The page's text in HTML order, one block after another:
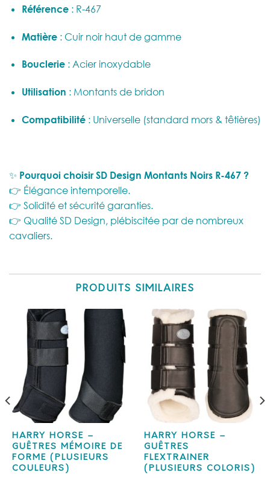
Référence: R-467
Matière: Cuir noir haut de gamme
Bouclerie: Acier inoxydable
Utilisation : Montants de bridon
Compatibilité: Universelle (standard mors & têtières)
✨ Pourquoi choisir SD Design Montants Noirs R-467 ?
👉 Élégance intemporelle.
👉 Solidité et sécurité garanties.
👉 Qualité SD Design, plébiscitée par de nombreux
cavaliers.
PRODUITS SIMILAIRES
HARRY HORSE –
GUÊTRES MÉMOIRE DE
FORME (PLUSIEURS
COULEURS)
HARRY HORSE –
GUÊTRES
FLEXTRAINER
(PLUSIEURS COLORIS)